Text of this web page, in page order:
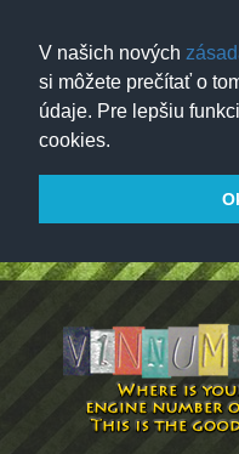
V našich nových
si môžete prečítať o
údaje. Pre lepšiu
cookies.